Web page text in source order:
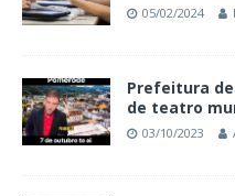
05/02/2024
Prefeitura
de teatro
03/10/2023